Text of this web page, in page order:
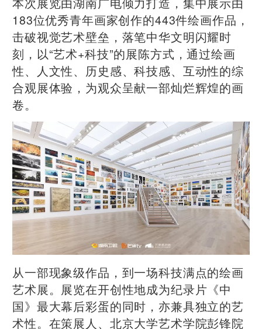
183位优秀青年画家创作的443件绘画作品，
击破视觉艺术壁垒，落笔中华文明闪耀时
刻，以“艺术+科技”的展陈方式，通过绘画
性、人文性、历史感、科技感、互动性的综
合观展体验，为观众呈献一部灿烂辉煌的画
卷。
从一部现象级作品，到一场科技满点的绘画
艺术展。展览在开创性地成为纪录片《中
国》最大幕后彩蛋的同时，亦兼具独立的艺
术性。在策展人、北京大学艺术学院彭锋院